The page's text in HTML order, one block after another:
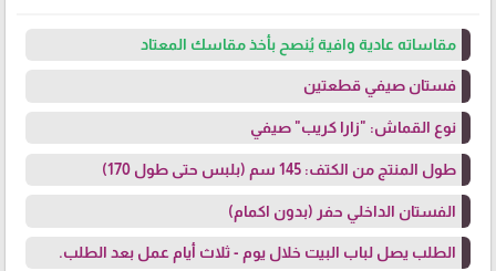
مقاساته عادية وافية يُنصح بأخذ مقاسك المعتاد
فستان صيفي قطعتين
نوع القماش: "زارا كريب" صيفي
طول المنتج من الكتف: 145 سم (بلبس حتى طول 170)
الفستان الداخلي حفر (بدون اكمام)
الطلب يصل لباب البيت خلال يوم - ثلاث أيام عمل بعد الطلب.